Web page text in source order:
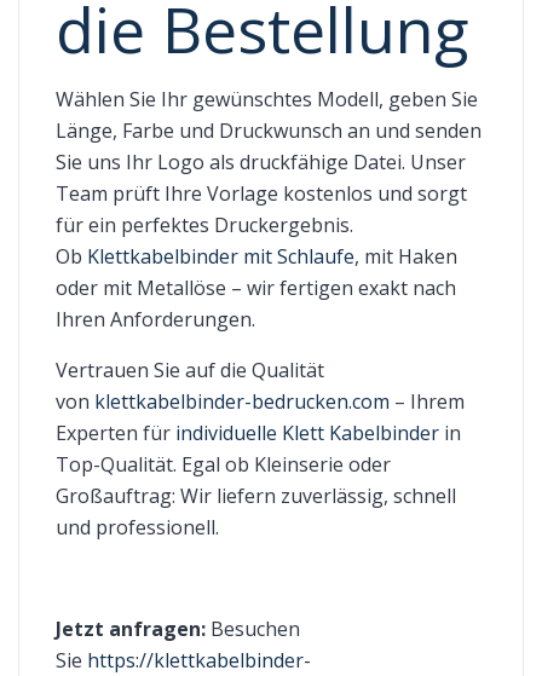
die Bestellung
Wählen Sie Ihr gewünschtes Modell, geben Sie
Länge, Farbe und Druckwunsch an und senden
Sie uns Ihr Logo als druckfähige Datei. Unser
Team prüft Ihre Vorlage kostenlos und sorgt
für ein perfektes Druckergebnis.
Ob Klettkabelbinder mit Schlaufe, mit Haken
oder mit Metallöse – wir fertigen exakt nach
Ihren Anforderungen.
Vertrauen Sie auf die Qualität
von klettkabelbinder-bedrucken.com – Ihrem
Experten für individuelle Klett Kabelbinder in
Top-Qualität. Egal ob Kleinserie oder
Großauftrag: Wir liefern zuverlässig, schnell
und professionell.
Jetzt anfragen: Besuchen
Sie https://klettkabelbinder-